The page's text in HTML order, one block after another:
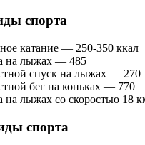
спорта
катание — 250-350 ккал
на лыжах — 485
спуск на лыжах — 270
бег на коньках — 770
на лыжах со скоростью 18
спорта